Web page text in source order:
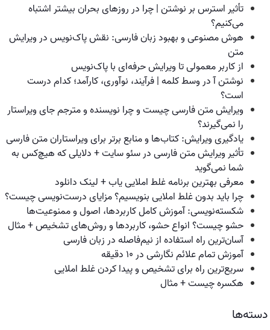
تأثیر استرس بر نوشتن | چرا در روزهای بحران بیشتر اشتباه
می‌کنیم؟
هوش مصنوعی و بهبود زبان فارسی: نقش پاک‌نویس در ویرایش
متن
از کاربر معمولی تا ویرایش حرفه‌ای با پاک‌نویس
نوشتن آ در وسط کلمه | فرآیند، نوآوری، کارآمد؛ کدام درست
است؟
ویرایش متن فارسی چیست و چرا نویسنده و مترجم جای ویراستار
را نمی‌گیرند؟
یادگیری ویرایش: کتاب‌ها و منابع برتر برای ویراستاران متن فارسی
تأثیر ویرایش متن فارسی در سئو سایت + دلایلی که هیچ‌کس به
شما نمی‌گوید
معرفی بهترین برنامه غلط املایی یاب + لینک دانلود
چرا باید بدون غلط املایی بنویسیم؟ مزایای درست‌نویسی چیست؟
شکسته‌نویسی: آموزش کامل کاربردها، اصول و ممنوعیت‌ها
حشو چیست؟ انواع حشو، کاربردها و روش‌های تشخیص + مثال
آسان‌ترین راه استفاده از نیم‌فاصله در زبان فارسی
آموزش تمام علائم نگارشی در ۱۰ دقیقه
سریع‌ترین راه برای تشخیص و پیدا کردن غلط املایی
هکسره چیست + مثال
دسته‌ها